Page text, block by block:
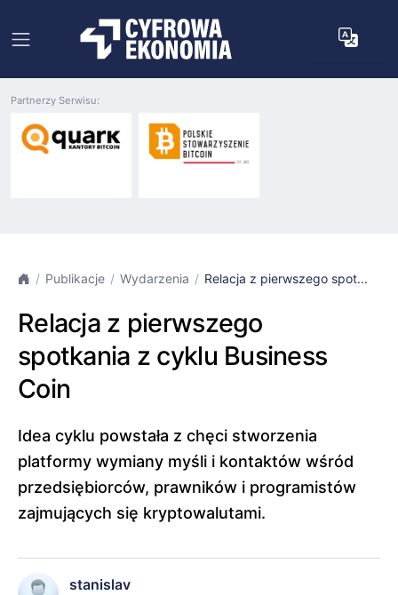
Partnerzy Serwisu:
Publikacje Wydarzenia Relacja z pierwszego spot...
Relacja z pierwszego
spotkania z cyklu Business
Coin
Idea cyklu powstała z chęci stworzenia
platformy wymiany myśli i kontaktów wśród
przedsiębiorców, prawników i programistów
zajmujących się kryptowalutami.
stanislav